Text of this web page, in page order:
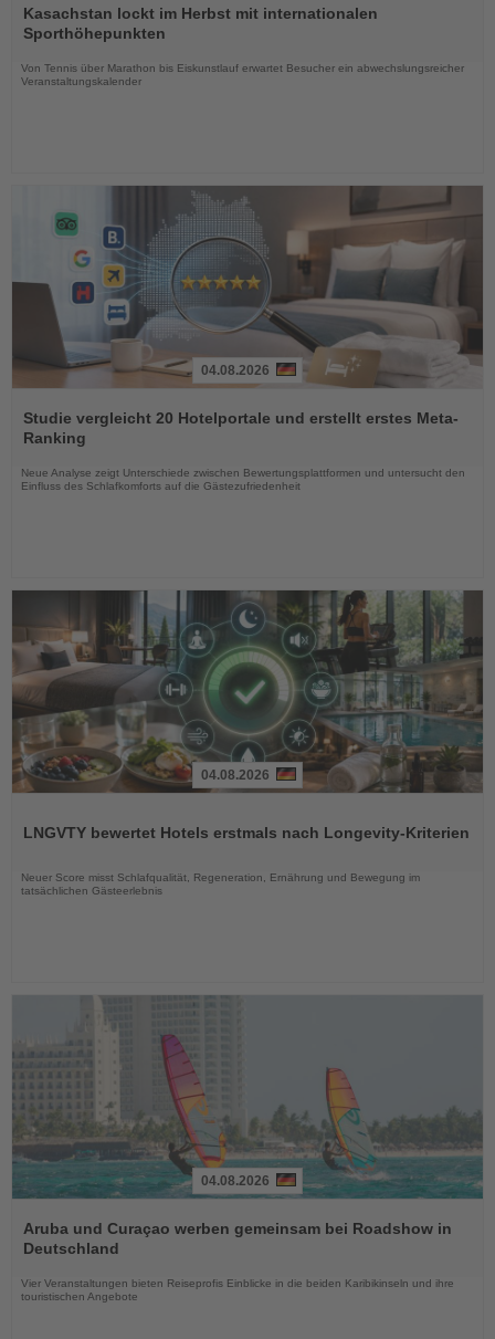
Sie
die
Nachrichten
Kasachstan lockt im Herbst mit internationalen
Sporthöhepunkten
Von Tennis über Marathon bis Eiskunstlauf erwartet Besucher ein abwechslungsreicher
Veranstaltungskalender
Sie
die
Nachrichten
04.08.2026
Studie vergleicht 20 Hotelportale und erstellt erstes Meta-
Ranking
Neue Analyse zeigt Unterschiede zwischen Bewertungsplattformen und untersucht den
Einfluss des Schlafkomforts auf die Gästezufriedenheit
die
04.08.2026
LNGVTY bewertet Hotels erstmals nach Longevity-Kriterien
Neuer Score misst Schlafqualität, Regeneration, Ernährung und Bewegung im
tatsächlichen Gästeerlebnis
Sie
die
04.08.2026
Aruba und Curaçao werben gemeinsam bei Roadshow in
Deutschland
Vier Veranstaltungen bieten Reiseprofis Einblicke in die beiden Karibikinseln und ihre
touristischen Angebote